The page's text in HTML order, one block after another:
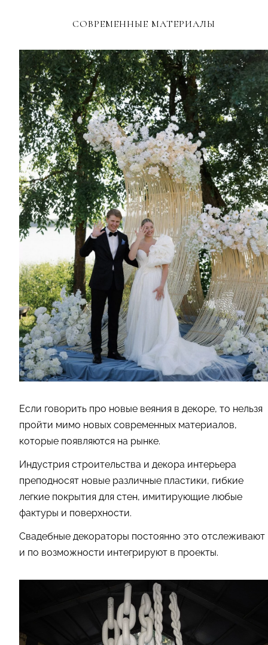
СОВРЕМЕННЫЕ МАТЕРИАЛЫ
Если говорить про новые веяния в декоре, то нельзя
пройти мимо новых современных материалов,
которые появляются на рынке.
Индустрия строительства и декора интерьера
преподносят новые различные пластики, гибкие
легкие покрытия для стен, имитирующие любые
фактуры и поверхности.
Свадебные декораторы постоянно это отслеживают
и по возможности интегрируют в проекты.